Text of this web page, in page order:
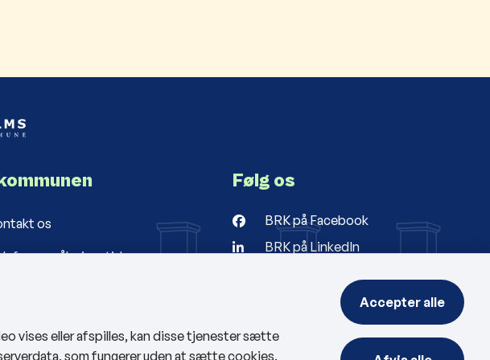
os
og åbningstider
Følg os
BRK på Facebook
BRK på LinkedIn
vises eller afspilles, kan disse tjenester sætte
som fungerer uden at sætte cookies.
Accepter alle